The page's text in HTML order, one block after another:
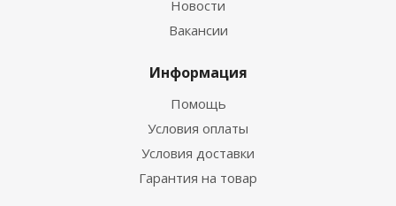
Новости
Вакансии
Информация
Помощь
Условия оплаты
Условия доставки
Гарантия на товар